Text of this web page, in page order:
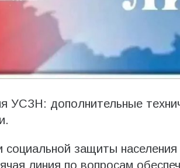
УСЗН: дополнительные
социальной защиты
линия по вопросам